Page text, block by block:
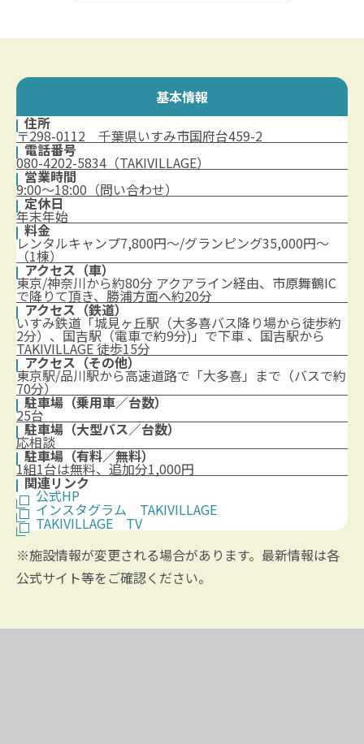
基本情報
住所
〒298-0112 千葉県いすみ市国府台459-2
電話番号
080-4202-5834（TAKIVILLAGE）
営業時間
9:00～18:00（問い合わせ）
定休日
年末年始
料金
レンタルキャンプ7,800円～/グランピング35,000円～
（1棟）
アクセス（車）
東京/神奈川から約80分 アクアライン経由、市原舞鶴IC
で降りて頂き、勝浦方面へ約20分
アクセス（鉄道）
いすみ鉄道「城見ヶ丘駅（大多喜バス降り場から徒歩約
2分）、国吉駅（電車で約9分)」で下車 、国吉駅から
TAKIVILLAGE 徒歩15分
アクセス（その他）
東京駅/品川駅から高速道路で「大多喜」まで（バスで約
70分）
駐車場（乗用車／台数）
25台
駐車場（大型バス／台数）
応相談
駐車場（有料／無料）
1組1台は無料、追加分1,000円
関連リンク
公式HP
インスタグラム TAKIVILLAGE
TAKIVILLAGE TV
※施設情報が変更される場合があります。最新情報は各
公式サイト等をご確認ください。